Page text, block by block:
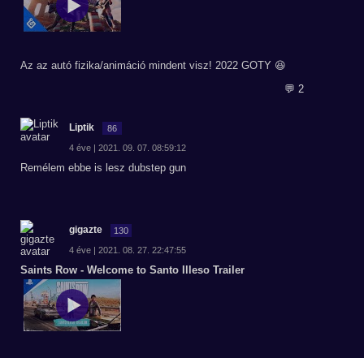
Az az autó fizika/animáció mindent visz! 2022 GOTY 😆
💬 2
Liptik 86
4 éve | 2021. 09. 07. 08:59:12
Remélem ebbe is lesz dubstep gun
gigazte 130
4 éve | 2021. 08. 27. 22:47:55
Saints Row - Welcome to Santo Illeso Trailer